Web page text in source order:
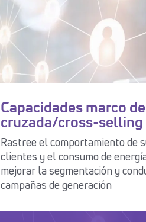
Capacidades marco
cruzada/cross-selling
Rastree el comportamiento de
clientes y el consumo de
mejorar la segmentación y
campañas de generación